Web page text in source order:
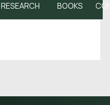
RESEARCH BOOKS